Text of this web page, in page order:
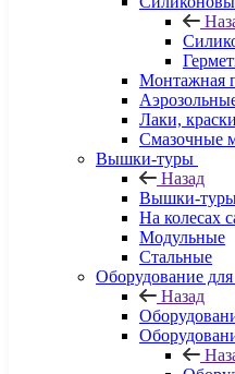
Монтажная
Лаки,
Смазочные
Вышки-туры
Назад
Вышки-
На колесах
Модульные
Стальные
Оборудование
Назад